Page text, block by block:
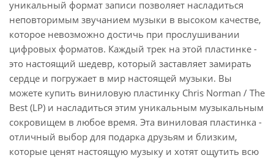
уникальный формат записи позволяет насладиться
неповторимым звучанием музыки в высоком качестве,
которое невозможно достичь при прослушивании
цифровых форматов. Каждый трек на этой пластинке -
это настоящий шедевр, который заставляет замирать
сердце и погружает в мир настоящей музыки. Вы
можете купить виниловую пластинку Chris Norman / The
Best (LP) и насладиться этим уникальным музыкальным
сокровищем в любое время. Эта виниловая пластинка -
отличный выбор для подарка друзьям и близким,
которые ценят настоящую музыку и хотят ощутить всю